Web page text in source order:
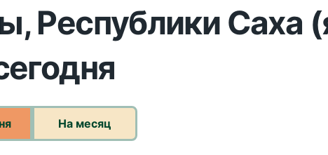
Республики Саха
На месяц